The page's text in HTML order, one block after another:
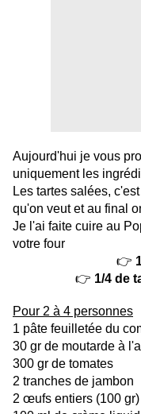
Aujourd'hui je vous
uniquement les
Les tartes salées,
qu'on veut et au final
Je l'ai faite cuire au
votre four
👉
👉 1/4 de
Pour 2 à 4 personnes
1 pâte feuilletée du
30 gr de moutarde à
300 gr de tomates
2 tranches de jambon
2 œufs entiers (100 gr)